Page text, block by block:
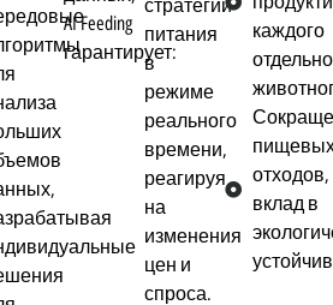
AI Feeding
гарантирует:
стратегии
питания
в
режиме
реального
времени,
реагируя
на
изменения
цен и
спроса.
каждого
отходов,
вклад в